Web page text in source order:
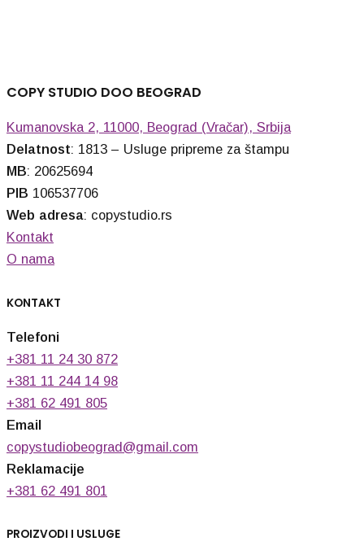
COPY STUDIO DOO BEOGRAD
Kumanovska 2, 11000, Beograd (Vračar), Srbija
Delatnost: 1813 – Usluge pripreme za štampu
MB: 20625694
PIB 106537706
Web adresa: copystudio.rs
Kontakt
O nama
KONTAKT
Telefoni
+381 11 24 30 872
+381 11 244 14 98
+381 62 491 805
Email
copystudiobeograd@gmail.com
Reklamacije
+381 62 491 801
PROIZVODI I USLUGE